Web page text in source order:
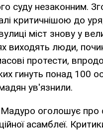
суду незаконним.
критичнішою до
міст знову у
виходять люди,
протести,
гинуть понад 100
ув'язнили.
оголошує про
асамблеї.